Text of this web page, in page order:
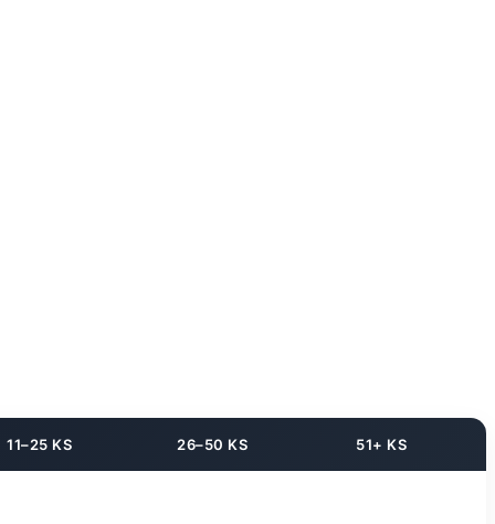
11–25 KS 26–50 KS 51+ KS